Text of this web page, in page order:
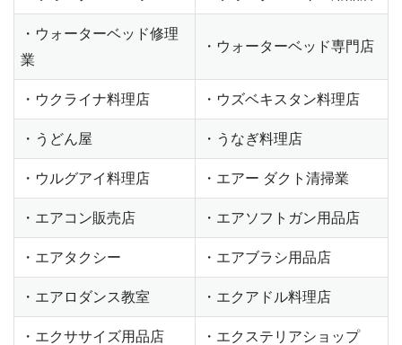
・ウォーターベッド修理
業
・ウォーターベッド専門店
・ウクライナ料理店 ・ウズベキスタン料理店
・うどん屋 ・うなぎ料理店
・ウルグアイ料理店 ・エアー ダクト清掃業
・エアコン販売店 ・エアソフトガン用品店
・エアタクシー ・エアブラシ用品店
・エアロダンス教室 ・エクアドル料理店
・エクササイズ用品店 ・エクステリアショップ